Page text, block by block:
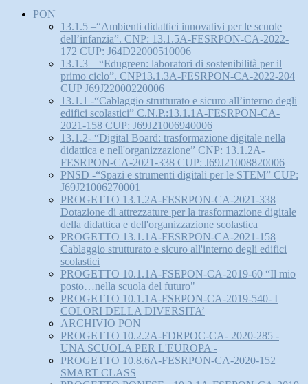
PON
13.1.5 –“Ambienti didattici innovativi per le scuole
dell’infanzia”. CNP: 13.1.5A-FESRPON-CA-2022-
172 CUP: J64D22000510006
13.1.3 – “Edugreen: laboratori di sostenibilità per il
primo ciclo”. CNP13.1.3A-FESRPON-CA-2022-204
CUP J69J22000220006
13.1.1 -“Cablaggio strutturato e sicuro all’interno degli
edifici scolastici” C.N.P.:13.1.1A-FESRPON-CA-
2021-158 CUP: J69J21006940006
13.1.2- “Digital Board: trasformazione digitale nella
didattica e nell'organizzazione” CNP: 13.1.2A-
FESRPON-CA-2021-338 CUP: J69J21008820006
PNSD -“Spazi e strumenti digitali per le STEM” CUP:
J69J21006270001
PROGETTO 13.1.2A-FESRPON-CA-2021-338
Dotazione di attrezzature per la trasformazione digitale
della didattica e dell'organizzazione scolastica
PROGETTO 13.1.1A-FESRPON-CA-2021-158
Cablaggio strutturato e sicuro all'interno degli edifici
scolastici
PROGETTO 10.1.1A-FSEPON-CA-2019-60 “Il mio
posto…nella scuola del futuro"
PROGETTO 10.1.1A-FSEPON-CA-2019-540- I
COLORI DELLA DIVERSITA’
ARCHIVIO PON
PROGETTO 10.2.2A-FDRPOC-CA- 2020-285 -
UNA SCUOLA PER L'EUROPA -
PROGETTO 10.8.6A-FESRPON-CA-2020-152
SMART CLASS